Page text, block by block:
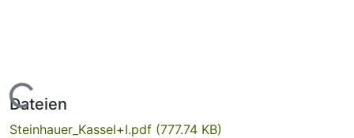
Lade...
Dateien
Steinhauer_Kassel+I.pdf (777.74 KB)